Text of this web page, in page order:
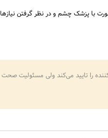
با پزشک چشم و در نظر گرفتن
را تایید می‌کند ولی مسئولیت